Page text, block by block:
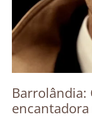
Barrolândia: